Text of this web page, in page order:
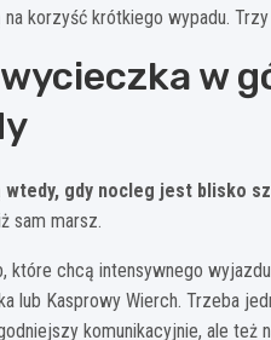
na korzyść krótkiego wypadu.
w
wtedy, gdy nocleg jest blisko
sam marsz.
które chcą intensywnego
lub Kasprowy Wierch. Trzeba
komunikacyjnie, ale